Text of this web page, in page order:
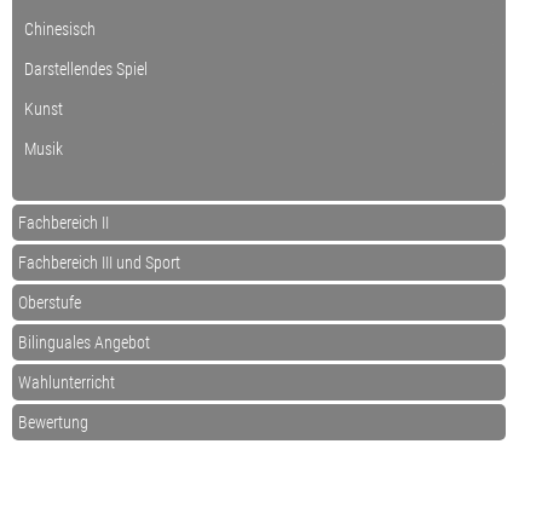
Chinesisch
Darstellendes Spiel
Kunst
Musik
Fachbereich II
Fachbereich III und Sport
Oberstufe
Bilinguales Angebot
Wahlunterricht
Bewertung